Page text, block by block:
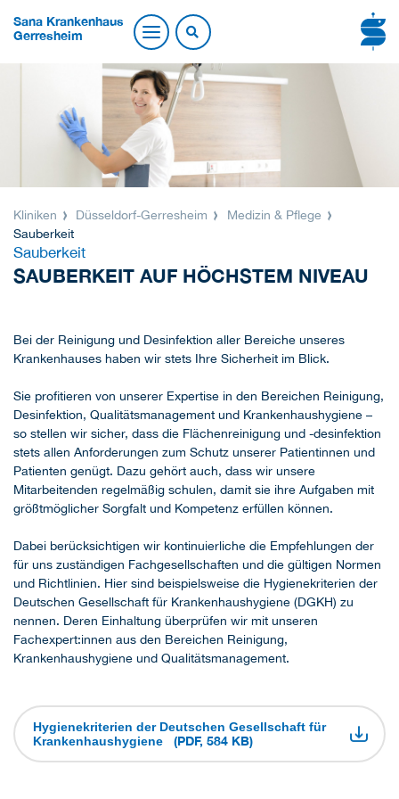
Sana Krankenhaus
Gerresheim
Kliniken Düsseldorf-Gerresheim
Medizin & Pflege
Sauberkeit
Sauberkeit
SAUBERKEIT AUF HÖCHSTEM NIVEAU
Bei der Reinigung und Desinfektion aller Bereiche unseres
Krankenhauses haben wir stets Ihre Sicherheit im Blick.
Sie profitieren von unserer Expertise in den Bereichen Reinigung,
Desinfektion, Qualitätsmanagement und Krankenhaushygiene –
so stellen wir sicher, dass die Flächenreinigung und -desinfektion
stets allen Anforderungen zum Schutz unserer Patientinnen und
Patienten genügt. Dazu gehört auch, dass wir unsere
Mitarbeitenden regelmäßig schulen, damit sie ihre Aufgaben mit
größtmöglicher Sorgfalt und Kompetenz erfüllen können.
Dabei berücksichtigen wir kontinuierliche die Empfehlungen der
für uns zuständigen Fachgesellschaften und die gültigen Normen
und Richtlinien. Hier sind beispielsweise die Hygienekriterien der
Deutschen Gesellschaft für Krankenhaushygiene (DGKH) zu
nennen. Deren Einhaltung überprüfen wir mit unseren
Fachexpert:innen aus den Bereichen Reinigung,
Krankenhaushygiene und Qualitätsmanagement.
Hygienekriterien der Deutschen Gesellschaft für
Krankenhaushygiene (PDF, 584 KB)